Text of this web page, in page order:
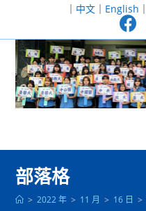
至
｜ 中文｜ English ｜
部落格
> 2022 年 > 11 月 > 16 日 >